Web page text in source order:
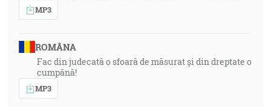
47:35
dokonalí a celí, nemajúci v ničom nedostatku. [Jk 1:4]
48:26
Takto hovorí Hospodin Zástupov: V tých dňoch to
MP3
ROMÂNA
Fac din judecată o sfoară de măsurat și din dreptate o
cumpănă!
MP3